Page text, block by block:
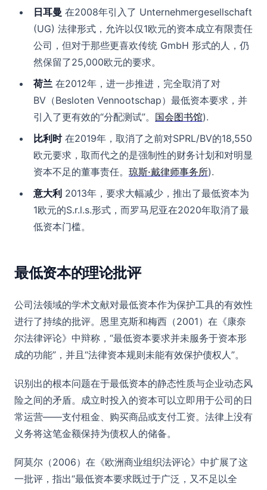
日耳曼 在2008年引入了 Unternehmergesellschaft
(UG) 法律形式，允许以仅1欧元的资本成立有限责任
公司，但对于那些更喜欢传统 GmbH 形式的人，仍
然保留了25,000欧元的要求。
荷兰 在2012年，进一步推进，完全取消了对
BV（Besloten Vennootschap）最低资本要求，并
引入了更有效的“分配测试”。 国会图书馆).
比利时在2019年，取消了之前对SPRL/BV的18,550
欧元要求，取而代之的是强制性的财务计划和对明显
资本不足的董事责任。 琼斯·戴律师事务所).
意大利 2013年，要求大幅减少，推出了最低资本为
1欧元的S.r.l.s.形式，而罗马尼亚在2020年取消了最
低资本门槛。
最低资本的理论批评
公司法领域的学术文献对最低资本作为保护工具的有效性
进行了持续的批评。恩里克斯和梅西（2001）在《康奈
尔法律评论》中辩称，“最低资本要求并未服务于资本形
成的功能”，并且“法律资本规则未能有效保护债权人”。
识别出的根本问题在于最低资本的静态性质与企业动态风
险之间的矛盾。成立时投入的资本可以立即用于公司的日
常运营——支付租金、购买商品或支付工资。法律上没有
义务将这笔金额保持为债权人的储备。
阿莫尔（2006）在《欧洲商业组织法评论》中扩展了这
一批评，指出“最低资本要求既过于广泛，又不足以全